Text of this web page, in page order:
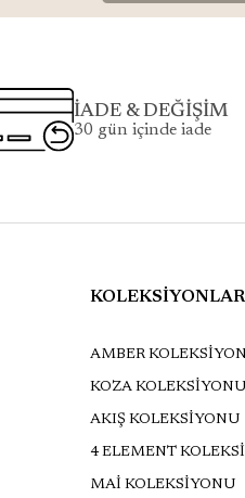
İADE & DEĞİŞİM
30 gün içinde iade
KOLEKSİYONLAR
AMBER
KOZA KOLEKSİYONU
AKIŞ KOLEKSİYONU
4 ELEMENT
MAİ KOLEKSİYONU